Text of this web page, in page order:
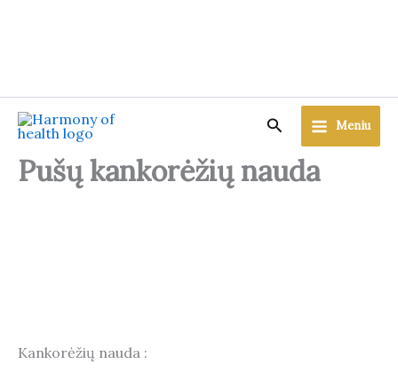
content
Search Meniu
Pušų kankorėžių nauda
Kankorėžių nauda :